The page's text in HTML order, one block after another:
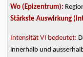
Wo (Epizentrum):
Stärkste Auswirkung
Intensität VI bedeutet:
innerhalb und